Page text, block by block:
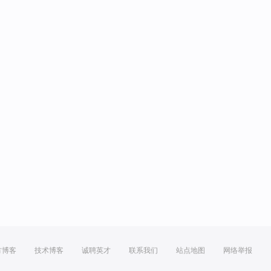
博客 技术博客 诚聘英才 联系我们 站点地图 网络举报